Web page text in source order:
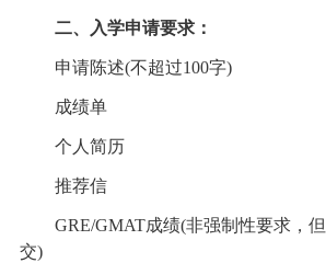
二、入学申请要求：
申请陈述(不超过100字)
成绩单
个人简历
推荐信
GRE/GMAT成绩(非强制性要求，但
交)